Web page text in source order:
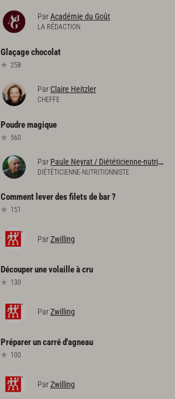
ParAcadémie du Goût
LA RÉDACTION
Glaçagechocolat
258
Par Claire Heitzler
CHEFFE
Poudremagique
560
Par Paule Neyrat / Diététicienne-nutritionniste
DIÉTÉTICIENNE-NUTRITIONNISTE
Comment leverdesfiletsde bar?
151
ParZwilling
Découperunevolailleàcru
130
ParZwilling
Prépareruncarréd'agneau
100
ParZwilling